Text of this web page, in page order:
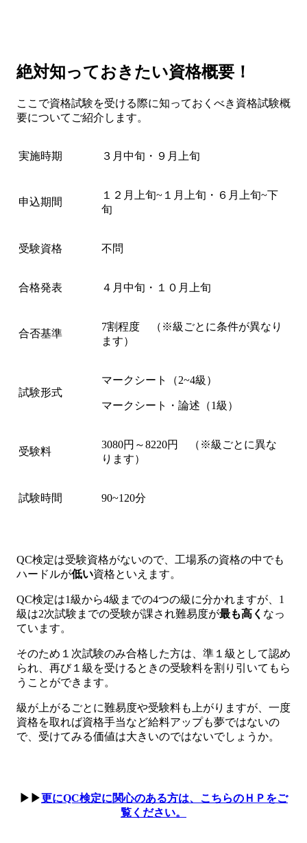
絶対知っておきたい資格概要！
ここで資格試験を受ける際に知っておくべき資格試験概
要についてご紹介します。
実施時期 ３月中旬・９月上旬
申込期間
１２月上旬~１月上旬・６月上旬~下
旬
受験資格 不問
合格発表 ４月中旬・１０月上旬
合否基準
7割程度 （※級ごとに条件が異なり
ます）
試験形式
マークシート（2~4級）
マークシート・論述（1級）
受験料
3080円～8220円 （※級ごとに異な
ります）
試験時間 90~120分
QC検定は受験資格がないので、工場系の資格の中でも
ハードルが低い資格といえます。
QC検定は1級から4級までの4つの級に分かれますが、1
級は2次試験までの受験が課され難易度が最も高く なっ
ています。
そのため１次試験のみ合格した方は、準１級として認め
られ、再び１級を受けるときの受験料を割り引いてもら
うことができます。
級が上がるごとに難易度や受験料も上がりますが、一度
資格を取れば資格手当など給料アップも夢ではないの
で、受けてみる価値は大きいのではないでしょうか。
▶▶更にQC検定に関心のある方は、こちらのＨＰをご
覧ください。